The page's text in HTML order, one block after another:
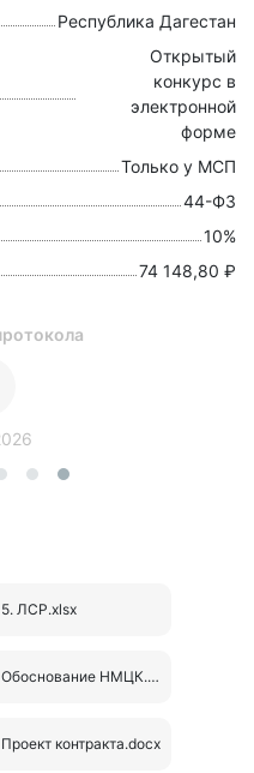
Республика Дагестан
Открытый
конкурс в
электронной
форме
Только у МСП
44-ФЗ
10%
74 148,80 ₽
5. ЛСР.xlsx
Обоснование НМЦК.doc
Проект контракта.docx